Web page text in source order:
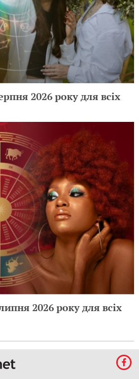
2026 року для всіх
2026 року для всіх